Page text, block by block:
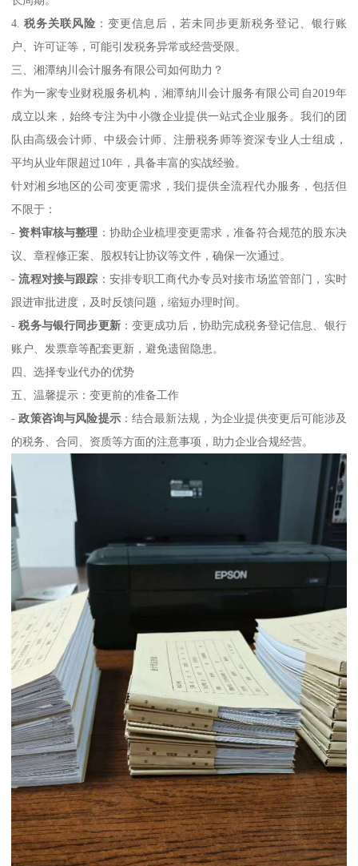
4.税务关联风险 ：变更信息后，若未同步更新税务登记、银行账
户、许可证等，可能引发税务异常或经营受限。
三、湘潭纳川会计服务有限公司如何助力？
作为一家专业财税服务机构，湘潭纳川会计服务有限公司自2019年
成立以来，始终专注为中小微企业提供一站式企业服务。我们的团
队由高级会计师、中级会计师、注册税务师等资深专业人士组成，
平均从业年限超过10年，具备丰富的实战经验。
针对湘乡地区的公司变更需求，我们提供全流程代办服务，包括但
不限于：
- 资料审核与整理 ：协助企业梳理变更需求，准备符合规范的股东决
议、章程修正案、股权转让协议等文件，确保一次通过。
-流程对接与跟踪 ：安排专职工商代办专员对接市场监管部门，实时
跟进审批进度，及时反馈问题，缩短办理时间。
-税务与银行同步更新：变更成功后，协助完成税务登记信息、银行
账户、发票章等配套更新，避免遗留隐患。
四、选择专业代办的优势
五、温馨提示：变更前的准备工作
-政策咨询与风险提示：结合最新法规，为企业提供变更后可能涉及
的税务、合同、资质等方面的注意事项，助力企业合规经营。